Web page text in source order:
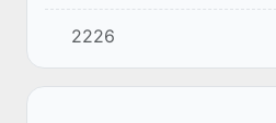
және сауда министрінің
Нозимжон Холмуродов
Республикасының
2226